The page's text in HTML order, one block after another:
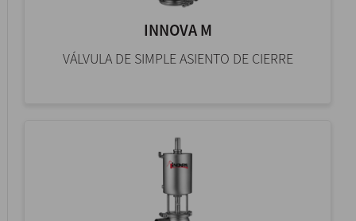
INNOVA M
VÁLVULA DE SIMPLE ASIENTO DE CIERRE